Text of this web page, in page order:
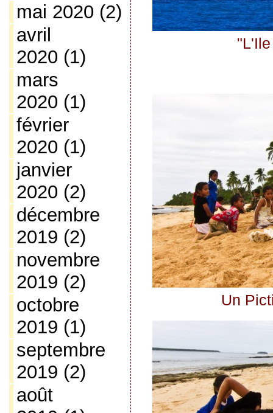
mai 2020 (2)
avril
2020 (1)
mars
2020 (1)
février
2020 (1)
janvier
2020 (2)
décembre
2019 (2)
novembre
2019 (2)
octobre
2019 (1)
septembre
2019 (2)
août
Un